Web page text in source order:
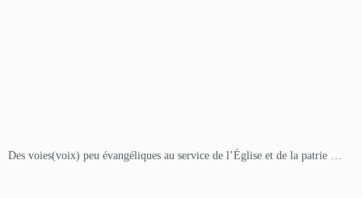
Des voies(voix) peu évangéliques au service de l’Église et de la patrie …